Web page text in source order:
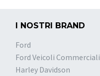
I NOSTRI BRAND
Ford
Ford Veicoli Commerciali
Harley Davidson